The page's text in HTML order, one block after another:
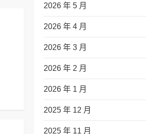
2026 年 5 月
2026 年 4 月
2026 年 3 月
2026 年 2 月
2026 年 1 月
2025 年 12 月
2025 年 11 月